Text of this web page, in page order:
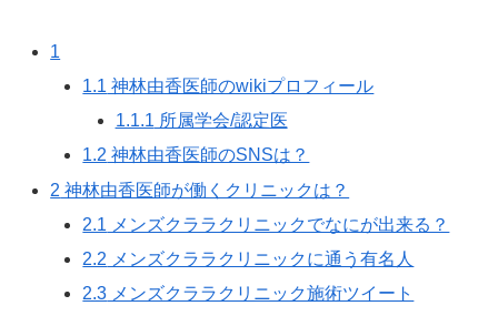
1
1.1 神林由香医師のwikiプロフィール
1.1.1 所属学会/認定医
1.2 神林由香医師のSNSは？
2 神林由香医師が働くクリニックは？
2.1 メンズクララクリニックでなにが出来る？
2.2 メンズクララクリニックに通う有名人
2.3 メンズクララクリニック施術ツイート